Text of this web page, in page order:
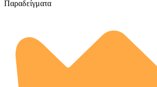
Παραδείγματα